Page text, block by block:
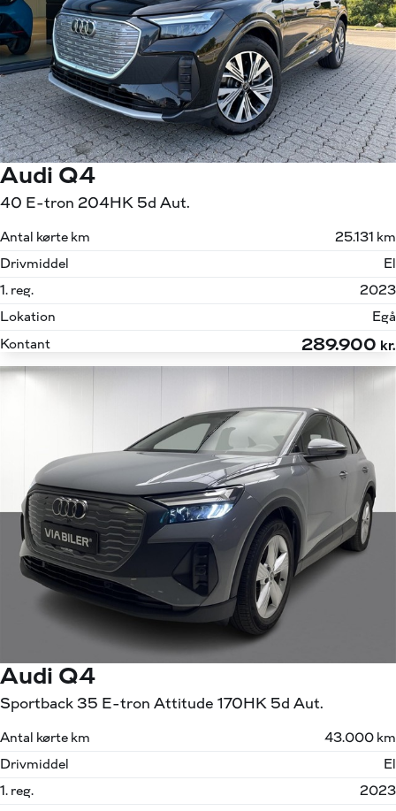
Audi Q4
40 E-tron 204HK 5d Aut.
Antal kørte km
25.131 km
Drivmiddel
El
1. reg.
2023
Lokation
Egå
Kontant
289.900 kr.
Audi Q4
Sportback 35 E-tron Attitude 170HK 5d Aut.
Antal kørte km
43.000 km
Drivmiddel
El
1. reg.
2023